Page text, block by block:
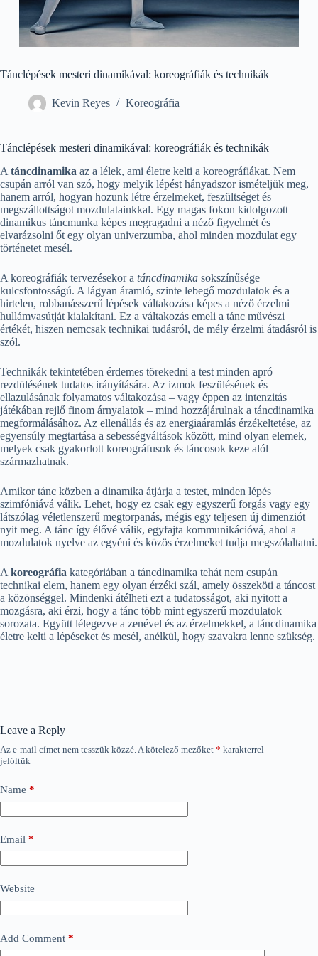
Tánclépések mesteri dinamikával: koreográfiák és technikák
Kevin Reyes Koreográfia
Tánclépések mesteri dinamikával: koreográfiák és technikák
A táncdinamika az a lélek, ami életre kelti a koreográfiákat. Nem
csupán arról van szó, hogy melyik lépést hányadszor ismételjük meg,
hanem arról, hogyan hozunk létre érzelmeket, feszültséget és
megszállottságot mozdulatainkkal. Egy magas fokon kidolgozott
dinamikus táncmunka képes megragadni a néző figyelmét és
elvarázsolni őt egy olyan univerzumba, ahol minden mozdulat egy
történetet mesél.
A koreográfiák tervezésekor a táncdinamika sokszínűsége
kulcsfontosságú. A lágyan áramló, szinte lebegő mozdulatok és a
hirtelen, robbanásszerű lépések váltakozása képes a néző érzelmi
hullámvasútját kialakítani. Ez a váltakozás emeli a tánc művészi
értékét, hiszen nemcsak technikai tudásról, de mély érzelmi átadásról is
szól.
Technikák tekintetében érdemes törekedni a test minden apró
rezdülésének tudatos irányítására. Az izmok feszülésének és
ellazulásának folyamatos váltakozása – vagy éppen az intenzitás
játékában rejlő finom árnyalatok – mind hozzájárulnak a táncdinamika
megformálásához. Az ellenállás és az energiaáramlás érzékeltetése, az
egyensúly megtartása a sebességváltások között, mind olyan elemek,
melyek csak gyakorlott koreográfusok és táncosok keze alól
származhatnak.
Amikor tánc közben a dinamika átjárja a testet, minden lépés
szimfóniává válik. Lehet, hogy ez csak egy egyszerű forgás vagy egy
látszólag véletlenszerű megtorpanás, mégis egy teljesen új dimenziót
nyit meg. A tánc így élővé válik, egyfajta kommunikációvá, ahol a
mozdulatok nyelve az egyéni és közös érzelmeket tudja megszólaltatni.
A koreográfia kategóriában a táncdinamika tehát nem csupán
technikai elem, hanem egy olyan érzéki szál, amely összeköti a táncost
a közönséggel. Mindenki átélheti ezt a tudatosságot, aki nyitott a
mozgásra, aki érzi, hogy a tánc több mint egyszerű mozdulatok
sorozata. Együtt lélegezve a zenével és az érzelmekkel, a táncdinamika
életre kelti a lépéseket és mesél, anélkül, hogy szavakra lenne szükség.
Leave a Reply
Az e-mail címet nem tesszük közzé.A kötelező mezőket * karakterrel
jelöltük
Name *
Email *
Website
Add Comment *